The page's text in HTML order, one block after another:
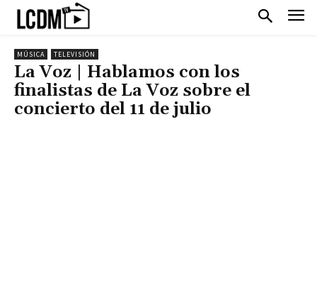
MÚSICA TELEVISIÓN
La Voz | Hablamos con los
finalistas de La Voz sobre el
concierto del 11 de julio